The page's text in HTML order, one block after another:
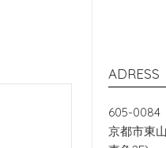
ADRESS
605-0084
京都市東